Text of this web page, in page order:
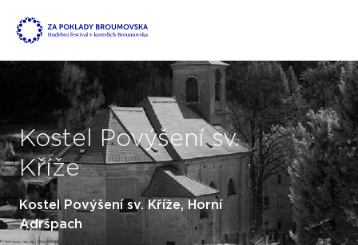
Kostel Povýšení sv.
Kříže
Kostel Povýšení sv. Kříže, Horní
Adršpach